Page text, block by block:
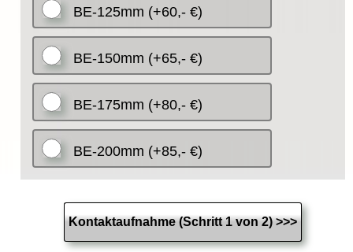
BE-125mm (+60,- €)
BE-150mm (+65,- €)
BE-175mm (+80,- €)
BE-200mm (+85,- €)